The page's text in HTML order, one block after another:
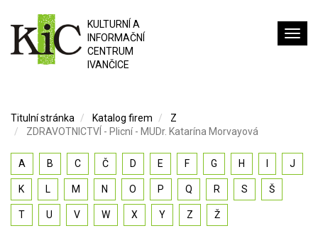
KULTURNÍ A
INFORMAČNÍ
CENTRUM
IVANČICE
Titulní stránka Katalog firem
Z
ZDRAVOTNICTVÍ - Plicní - MUDr. Katarína Morvayová
A B C Č D E F G H J
K L M N O P Q R S Š
T U V W X Y Z Ž